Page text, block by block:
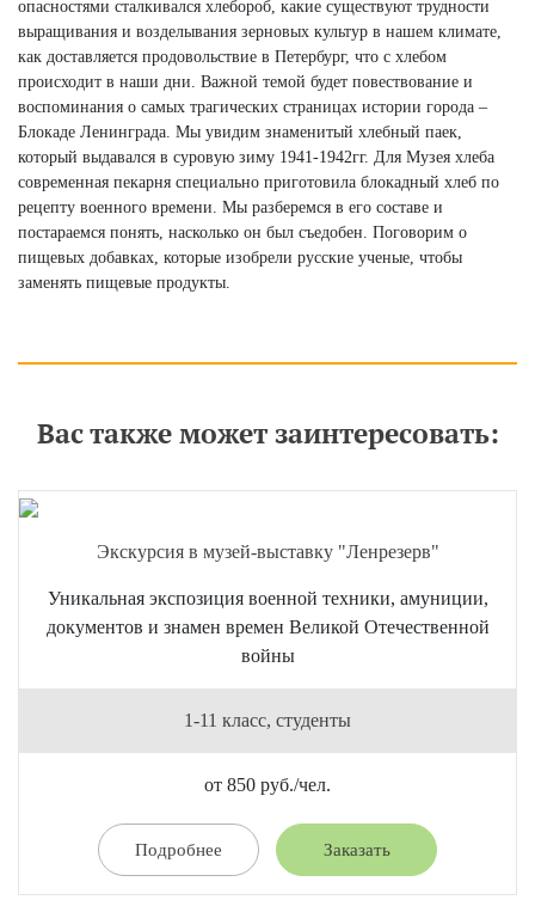
опасностями сталкивался хлебороб, какие существуют трудности
выращивания и возделывания зерновых культур в нашем климате,
как доставляется продовольствие в Петербург, что с хлебом
происходит в наши дни. Важной темой будет повествование и
воспоминания о самых трагических страницах истории города –
Блокаде Ленинграда. Мы увидим знаменитый хлебный паек,
который выдавался в суровую зиму 1941-1942гг. Для Музея хлеба
современная пекарня специально приготовила блокадный хлеб по
рецепту военного времени. Мы разберемся в его составе и
постараемся понять, насколько он был съедобен. Поговорим о
пищевых добавках, которые изобрели русские ученые, чтобы
заменять пищевые продукты.
Вас также может заинтересовать:
Экскурсия в музей-выставку "Ленрезерв"
Уникальная экспозиция военной техники, амуниции,
документов и знамен времен Великой Отечественной
войны
1-11 класс, студенты
от 850 руб./чел.
Подробнее Заказать